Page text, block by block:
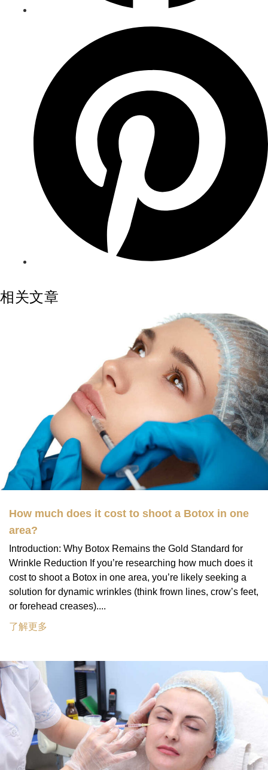
相关文章
How much does it cost to shoot a Botox in one
area?
Introduction: Why Botox Remains the Gold Standard for
Wrinkle Reduction If you’re researching how much does it
cost to shoot a Botox in one area, you’re likely seeking a
solution for dynamic wrinkles (think frown lines, crow’s feet,
or forehead creases)....
了解更多